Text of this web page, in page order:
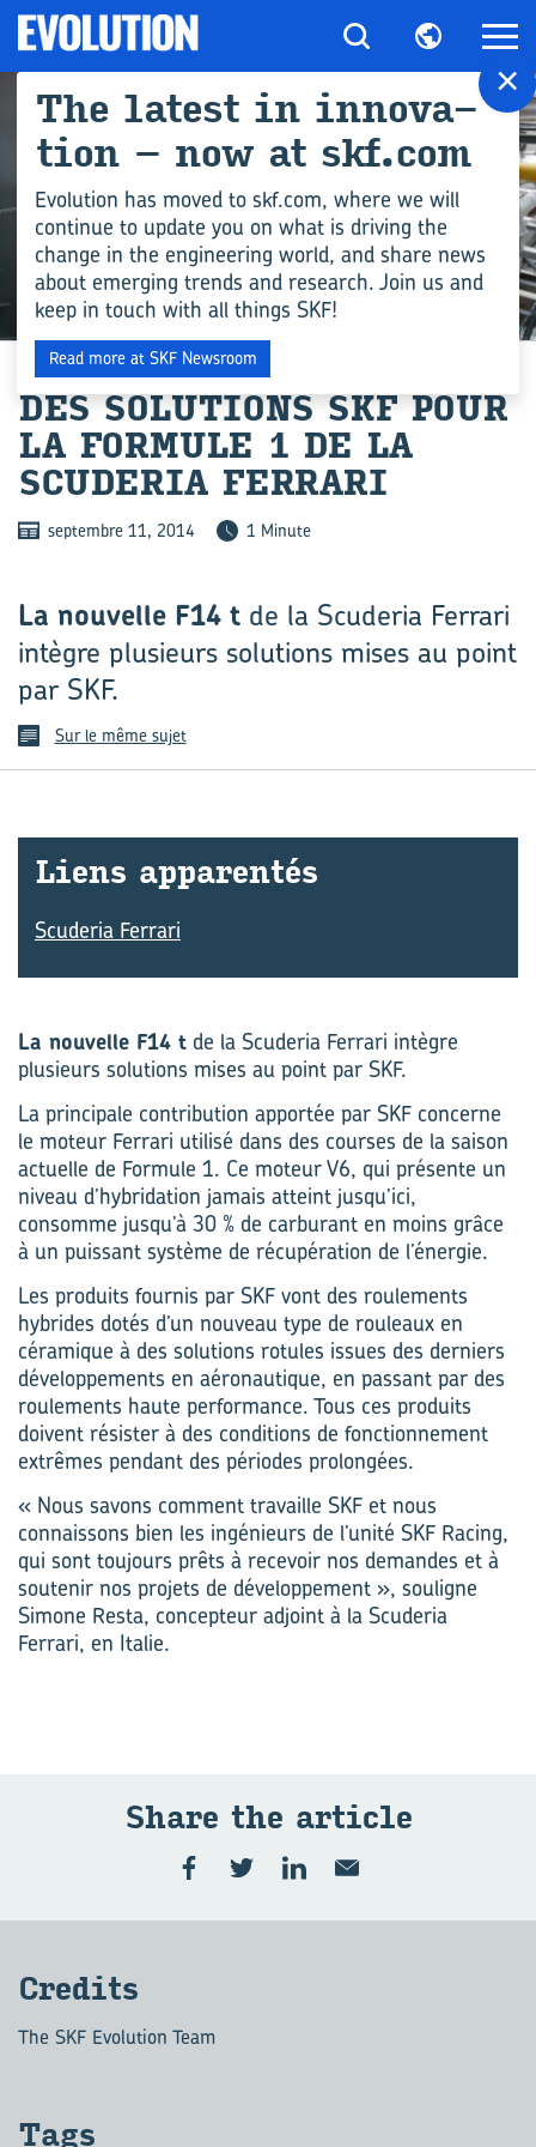
INDUSTRIE
DES SO­LU­TIONS SKF POUR
LA FOR­MULE 1 DE LA
SCU­DE­RIA FER­RA­RI
septembre 11, 2014 1 Minute
La nouvelle F14 t de la Scuderia Ferrari
intègre plusieurs solutions mises au point
par SKF.
Sur le même sujet
Liens ap­pa­ren­tés
Scuderia Ferrari
La nouvelle F14 t de la Scuderia Ferrari intègre
plusieurs solutions mises au point par SKF.
La principale contribution apportée par SKF concerne
le moteur Ferrari utilisé dans des courses de la saison
actuelle de Formule 1. Ce moteur V6, qui présente un
niveau d’hybridation jamais atteint jusqu’ici,
consomme jusqu’à 30 % de carburant en moins grâce
à un puissant système de récupération de l’énergie.
Les produits fournis par SKF vont des roulements
hybrides dotés d’un nouveau type de rouleaux en
céramique à des solutions rotules issues des derniers
développements en aéronautique, en passant par des
roulements haute performance. Tous ces produits
doivent résister à des conditions de fonctionnement
extrêmes pendant des périodes prolongées.
« Nous savons comment travaille SKF et nous
connaissons bien les ingénieurs de l’unité SKF Racing,
qui sont toujours prêts à recevoir nos demandes et à
soutenir nos projets de développement », souligne
Simone Resta, concepteur adjoint à la Scuderia
Ferrari, en Italie.
Share the ar­ticle
Cre­dits
The SKF Evolution Team
Tags
×
The la­test in in­no­va­
tion – now at skf.com
Evolution has moved to skf.com, where we will
continue to update you on what is driving the
change in the engineering world, and share news
about emerging trends and research. Join us and
keep in touch with all things SKF!
Read more at SKF Newsroom